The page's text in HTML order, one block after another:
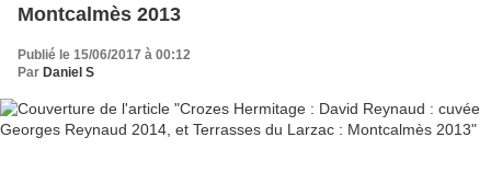
Montcalmès 2013
Publié le 15/06/2017 à 00:12
Par Daniel S